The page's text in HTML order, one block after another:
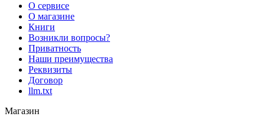
О сервисе
О магазине
Книги
Возникли вопросы?
Приватность
Наши преимущества
Реквизиты
Договор
llm.txt
Магазин